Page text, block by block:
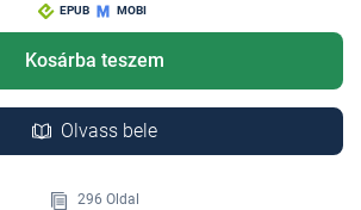
EPUB MOBI
Kosárba teszem
Olvass bele
296 Oldal